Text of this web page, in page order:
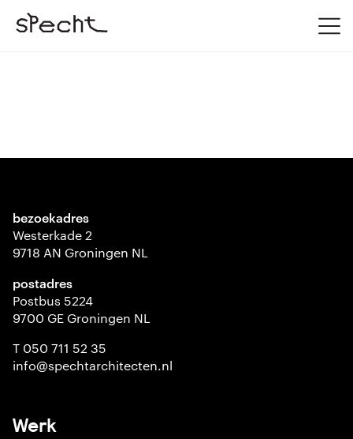
bezoekadres
Westerkade 2
9718 AN Groningen NL
postadres
Postbus 5224
9700 GE Groningen NL
T 050 711 52 35
info@spechtarchitecten.nl
Werk